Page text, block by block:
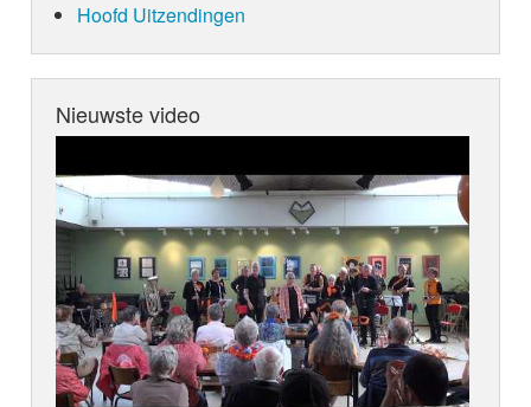
Hoofd Uitzendingen
Nieuwste video